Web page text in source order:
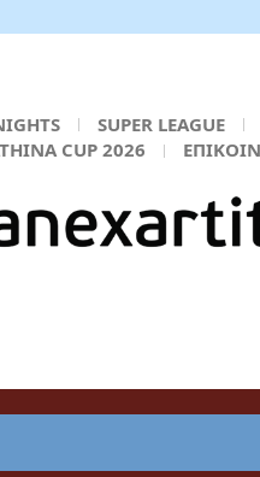
SUPER LEAGUE
CUP 2026